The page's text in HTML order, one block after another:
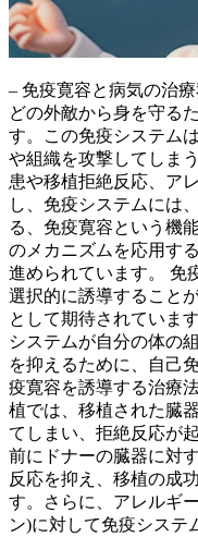
– 免疫寛容と病気の治
どの外敵から身を守る
す。この免疫システム
や組織を攻撃してしま
患や移植拒絶反応、ア
し、免疫システムには
る、免疫寛容という機
のメカニズムを応用す
進められています。
免
選択的に誘導すること
として期待されていま
システムが自分の体の
を抑えるために、自己
疫寛容を誘導する治療
植では、移植された臓
てしまい、拒絶反応が
前にドナーの臓器に対
反応を抑え、移植の成
す。さらに、アレルギ
ン)に対して免疫システ